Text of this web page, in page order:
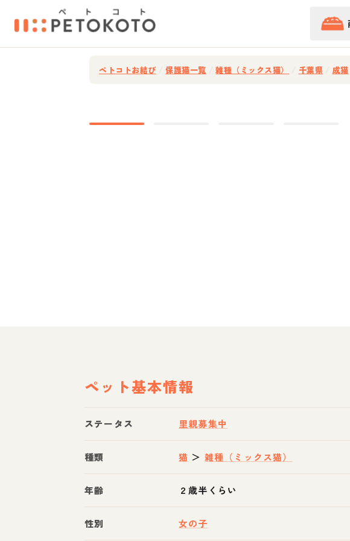
ペトコトお結び 保護猫一覧 雑種（ミックス猫） 千葉県 成猫
ペット基本情報
ステータス 里親募集中
種類 猫 ＞ 雑種（ミックス猫）
年齢 ２歳半くらい
性別 女の子